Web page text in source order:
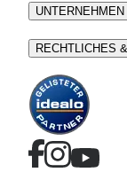
UNTERNEHMEN
RECHTLICHES